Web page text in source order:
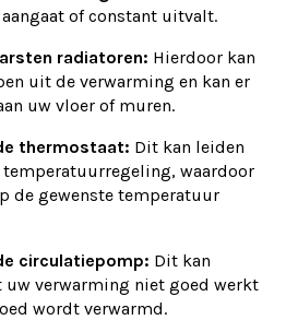
of constant uitvalt.
radiatoren: Hierdoor kan
uit de verwarming en kan er
uw vloer of muren.
thermostaat: Dit kan leiden
temperatuurregeling, waardoor
de gewenste temperatuur
circulatiepomp: Dit kan
uw verwarming niet goed werkt
wordt verwarmd.